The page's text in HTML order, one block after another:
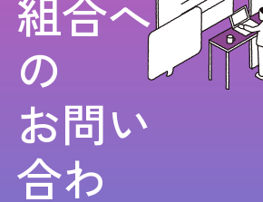
組合へ
の
お問い
合わ